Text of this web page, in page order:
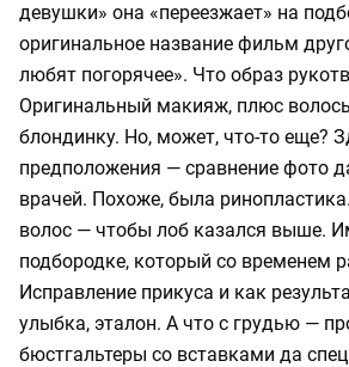
девушки» она «переезжает» на
оригинальное название фильм
любят погорячее». Что образ
Оригинальный макияж, плюс
блондинку. Но, может, что-то еще?
предположения — сравнение фото
врачей. Похоже, была
волос — чтобы лоб казался выше.
подбородке, который со временем
Исправление прикуса и как
улыбка, эталон. А что с грудью —
бюстгальтеры со вставками да